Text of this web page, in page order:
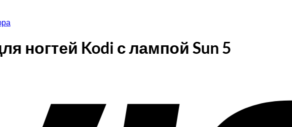
ногтей Kodi с лампой Sun 5